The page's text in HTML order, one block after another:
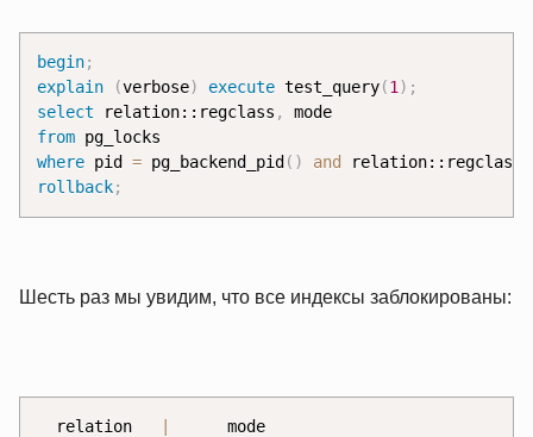
begin;
explain
(verbose) execute test_query(1 ) ;
select relation::regclass ,
from
where pid = pg_backend_pid ( ) and relation::regclass
rollback;
Шесть раз мы увидим, что все индексы заблокированы:
  relation